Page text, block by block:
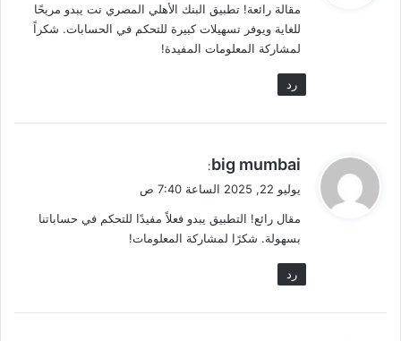
ل
مقالة رائعة! تطبيق البنك الأهلي المصري نت يبدو مريحًا
للغاية ويوفر تسهيلات كبيرة للتحكم في الحسابات. شكراً
لمشاركة المعلومات المفيدة!
رد
ي
ل
big mumbai
:
يوليو 22, 2025 الساعة 7:40 ص
مقال رائع! التطبيق يبدو فعلاً مفيدًا للتحكم في حساباتنا
بسهولة. شكرًا لمشاركة المعلومات!
رد